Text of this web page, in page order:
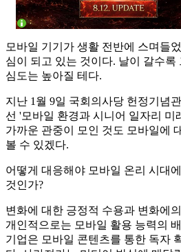
모바일 기기가 생활 전반에 스며들
심이 되고 있는 것이다. 날이 갈수
심도는 높아질 테다.
지난 1월 9일 국회의사당 헌정기념
선 '모바일 환경과 시니어 일자리 미
가까운 관중이 모인 것도 모바일에
볼 수 있겠다.
어떻게 대응해야 모바일 온리 시대
것인가?
변화에 대한 긍정적 수용과 변화에
개인적으로는 모바일 활용 능력의
기업은 모바일 콘텐츠를 통한 독자